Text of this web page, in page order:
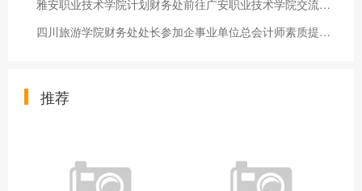
雅安职业技术学院计划财务处前往广安职业技术学院交流学习
四川旅游学院财务处处长参加企事业单位总会计师素质提升培训班
推荐